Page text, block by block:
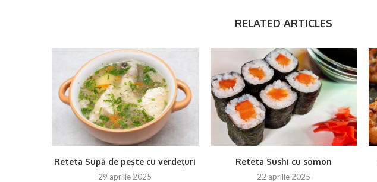
RELATED ARTICLES
Reteta Supă de pește cu verdețuri
29 aprilie 2025
Reteta Sushi cu somon
22 aprilie 2025